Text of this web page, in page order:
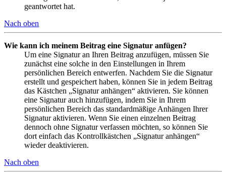
geantwortet hat.
Nach oben
Wie kann ich meinem Beitrag eine Signatur anfügen?
Um eine Signatur an Ihren Beitrag anzufügen, müssen Sie
zunächst eine solche in den Einstellungen in Ihrem
persönlichen Bereich entwerfen. Nachdem Sie die Signatur
erstellt und gespeichert haben, können Sie in jedem Beitrag
das Kästchen „Signatur anhängen“ aktivieren. Sie können
eine Signatur auch hinzufügen, indem Sie in Ihrem
persönlichen Bereich das standardmäßige Anhängen Ihrer
Signatur aktivieren. Wenn Sie einen einzelnen Beitrag
dennoch ohne Signatur verfassen möchten, so können Sie
dort einfach das Kontrollkästchen „Signatur anhängen“
wieder deaktivieren.
Nach oben